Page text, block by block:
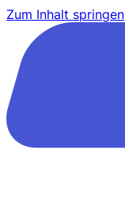
Zum Inhalt springen